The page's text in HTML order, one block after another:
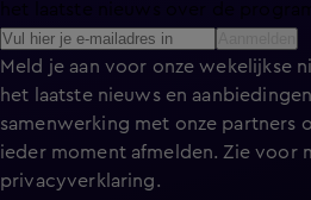
Meld je aan voor onze wekelijkse
het laatste nieuws en
samenwerking met onze partners
ieder moment afmelden. Zie voor
privacyverklaring.